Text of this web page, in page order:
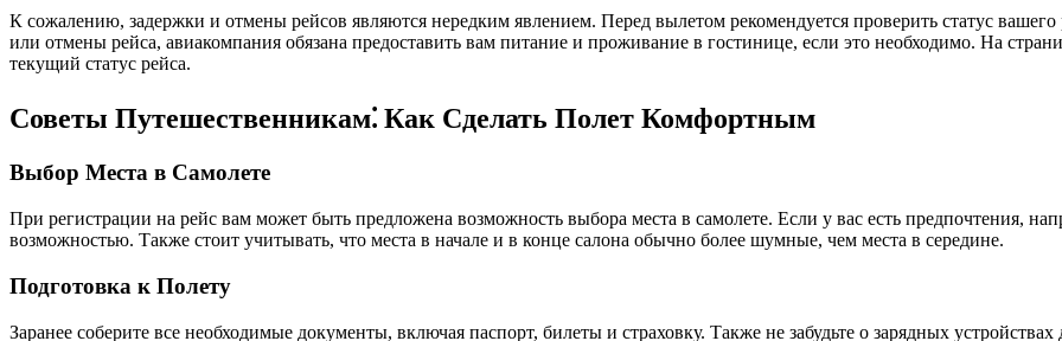
К сожалению, задержки и отмены рейсов являются нередким явлением. Перед вылетом рекомендуется проверить статус
или отмены рейса, авиакомпания обязана предоставить вам питание и проживание в гостинице, если это необходимо. На
текущий статус рейса.
Советы Путешественникам⁚ Как Сделать Полет Комфортным
Выбор Места в Самолете
При регистрации на рейс вам может быть предложена возможность выбора места в самолете. Если у вас есть предпочтения,
возможностью. Также стоит учитывать, что места в начале и в конце салона обычно более шумные, чем места в середине.
Подготовка к Полету
Заранее соберите все необходимые документы, включая паспорт, билеты и страховку. Также не забудьте о зарядных